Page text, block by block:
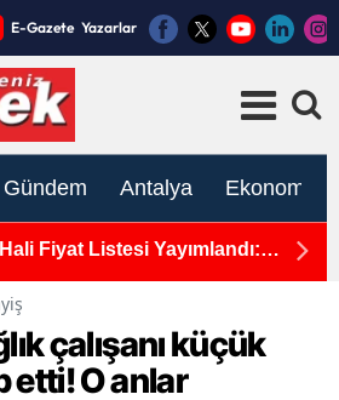
E-Gazete Yazarlar
Gündem Antalya Ekonomi
Fiyat Listesi Yayımlandı:
çalışanı küçük
etti! O anlar